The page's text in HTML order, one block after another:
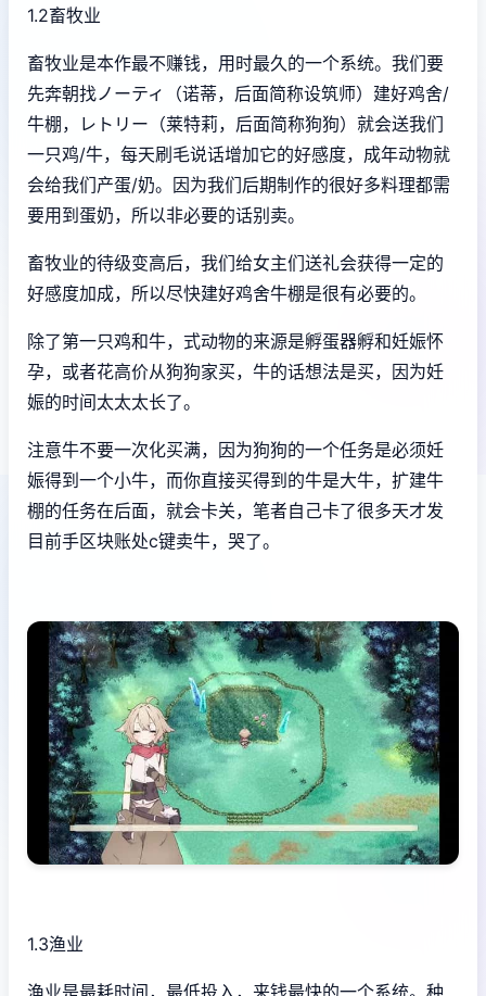
1.2畜牧业
畜牧业是本作最不赚钱，用时最久的一个系统。我们要
先奔朝找ノーティ（诺蒂，后面简称设筑师）建好鸡舍/
牛棚，レトリー（莱特莉，后面简称狗狗）就会送我们
一只鸡/牛，每天刷毛说话增加它的好感度，成年动物就
会给我们产蛋/奶。因为我们后期制作的很好多料理都需
要用到蛋奶，所以非必要的话别卖。
畜牧业的待级变高后，我们给女主们送礼会获得一定的
好感度加成，所以尽快建好鸡舍牛棚是很有必要的。
除了第一只鸡和牛，式动物的来源是孵蛋器孵和妊娠怀
孕，或者花高价从狗狗家买，牛的话想法是买，因为妊
娠的时间太太太长了。
注意牛不要一次化买满，因为狗狗的一个任务是必须妊
娠得到一个小牛，而你直接买得到的牛是大牛，扩建牛
棚的任务在后面，就会卡关，笔者自己卡了很多天才发
目前手区块账处c键卖牛，哭了。
1.3渔业
渔业是最耗时间，最低投入，来钱最快的一个系统。种